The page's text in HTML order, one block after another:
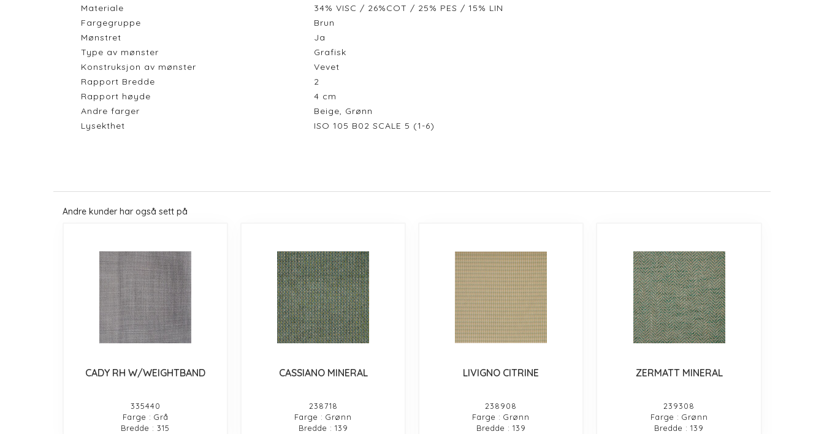
Materiale
34% VISC / 26%COT / 25% PES / 15% LIN
Fargegruppe
Brun
Mønstret
Ja
Type av mønster
Grafisk
Konstruksjon av mønster
Vevet
Rapport Bredde
2
Rapport høyde
4 cm
Andre farger
Beige, Grønn
Lysekthet
ISO 105 B02 SCALE 5 (1-6)
Andre kunder har også sett på
CADY RH W/WEIGHTBAND
335440
Farge : Grå
Bredde : 315
CASSIANO MINERAL
238718
Farge : Grønn
Bredde : 139
LIVIGNO CITRINE
238908
Farge : Grønn
Bredde : 139
ZERMATT MINERAL
239308
Farge : Grønn
Bredde : 139